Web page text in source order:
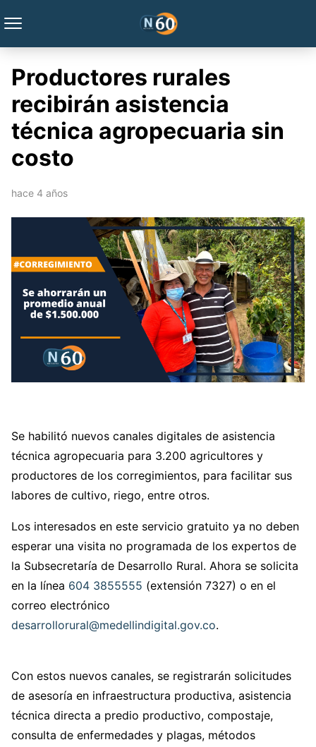
Productores rurales
recibirán asistencia
técnica agropecuaria sin
costo
hace 4 años
Se habilitó nuevos canales digitales de asistencia
técnica agropecuaria para 3.200 agricultores y
productores de los corregimientos, para facilitar sus
labores de cultivo, riego, entre otros.
Los interesados en este servicio gratuito ya no deben
esperar una visita no programada de los expertos de
la Subsecretaría de Desarrollo Rural. Ahora se solicita
en la línea 604 3855555 (extensión 7327) o en el
correo electrónico
desarrollorural@medellindigital.gov.co.
Con estos nuevos canales, se registrarán solicitudes
de asesoría en infraestructura productiva, asistencia
técnica directa a predio productivo, compostaje,
consulta de enfermedades y plagas, métodos